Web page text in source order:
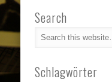
Search
Schlagwörter